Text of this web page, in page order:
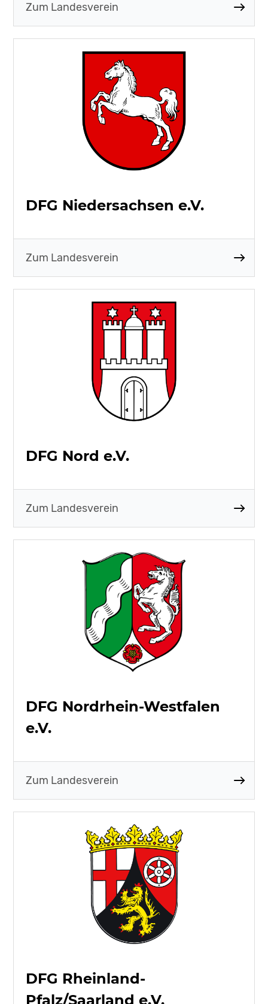
Zum Landesverein
DFG Niedersachsen e.V.
Zum Landesverein
DFG Nord e.V.
Zum Landesverein
DFG Nordrhein-Westfalen
e.V.
Zum Landesverein
DFG Rheinland-
Pfalz/Saarland e.V.